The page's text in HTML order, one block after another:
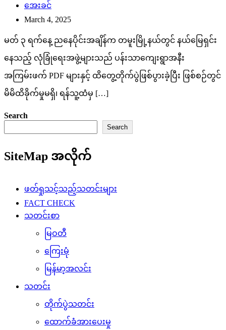
အေးခင်
March 4, 2025
မတ် ၃ ရက်နေ့ ညနေပိုင်းအချိန်က တမူးမြို့နယ်တွင် နယ်မြေရှင်း
နေသည့် လုံခြုံရေးအဖွဲ့များသည် ပန်းသာကျေးရွာအနီး
အကြမ်းဖက် PDF များနှင့် ထိတွေ့တိုက်ပွဲဖြစ်ပွားခဲ့ပြီး ဖြစ်စဉ်တွင်
မိမိထိခိုက်မှုမရှိ၊ ရန်သူ့ထံမှ […]
Search
Search
SiteMap အလိုက်
ဖတ်ရှုသင့်သည့်သတင်းများ
FACT CHECK
သတင်းစာ
မြဝတီ
ကြေးမုံ
မြန်မာ့အလင်း
သတင်း
တိုက်ပွဲသတင်း
ထောက်ခံအားပေးမှု